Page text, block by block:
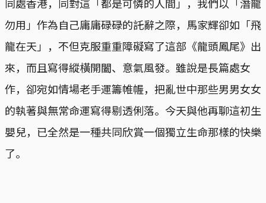
勿用」作為自己庸庸碌碌的託辭之際，馬家輝卻如「飛
龍在天」，不但克服重重障礙寫了這部《龍頭鳳尾》出
來，而且寫得縱橫開闔、意氣風發。雖說是長篇處女
作，卻宛如情場老手運籌帷幄，把亂世中那些男男女女
的執著與無常命運寫得剔透俐落。今天與他再聊這初生
嬰兒，已全然是一種共同欣賞一個獨立生命那樣的快樂
了。